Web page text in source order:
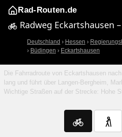
Rad-Routen.de
Radweg Eckartshausen
Deutschland › Hessen ›
› Büdingen › Eckartshausen
Die Fahrradroute von Eckartshausen
lang und führt über Langen-Bergheim,
Wichtige Straßen auf der Strecke: Hohe